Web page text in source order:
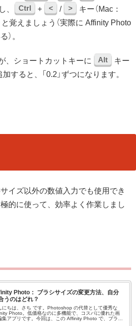
、 Ctrl + < / >
キー（Mac：
と覚えましょう（実際に Affinity Photo
）。
、ショートカットキーに Alt
キー
加すると、「0.2」ずつになります。
イズ以外の数値入力でも使用でき
的に使って、効率よく作業しまし
Photo： ブラシサイズの変更方法、自分
うのはどれ？
にちは、さち です。Photoshop の代替として優秀な
Photo。低価格なのに多機能で、コスパに優れた画
集アプリです。今回は、この Affinity Photo で、ブラシ